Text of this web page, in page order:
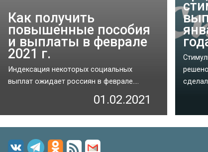
Как получить
повышенные пособия
и выплаты в феврале
2021 г.
Индексация некоторых социальных
выплат ожидает россиян в феврале....
01.02.2021